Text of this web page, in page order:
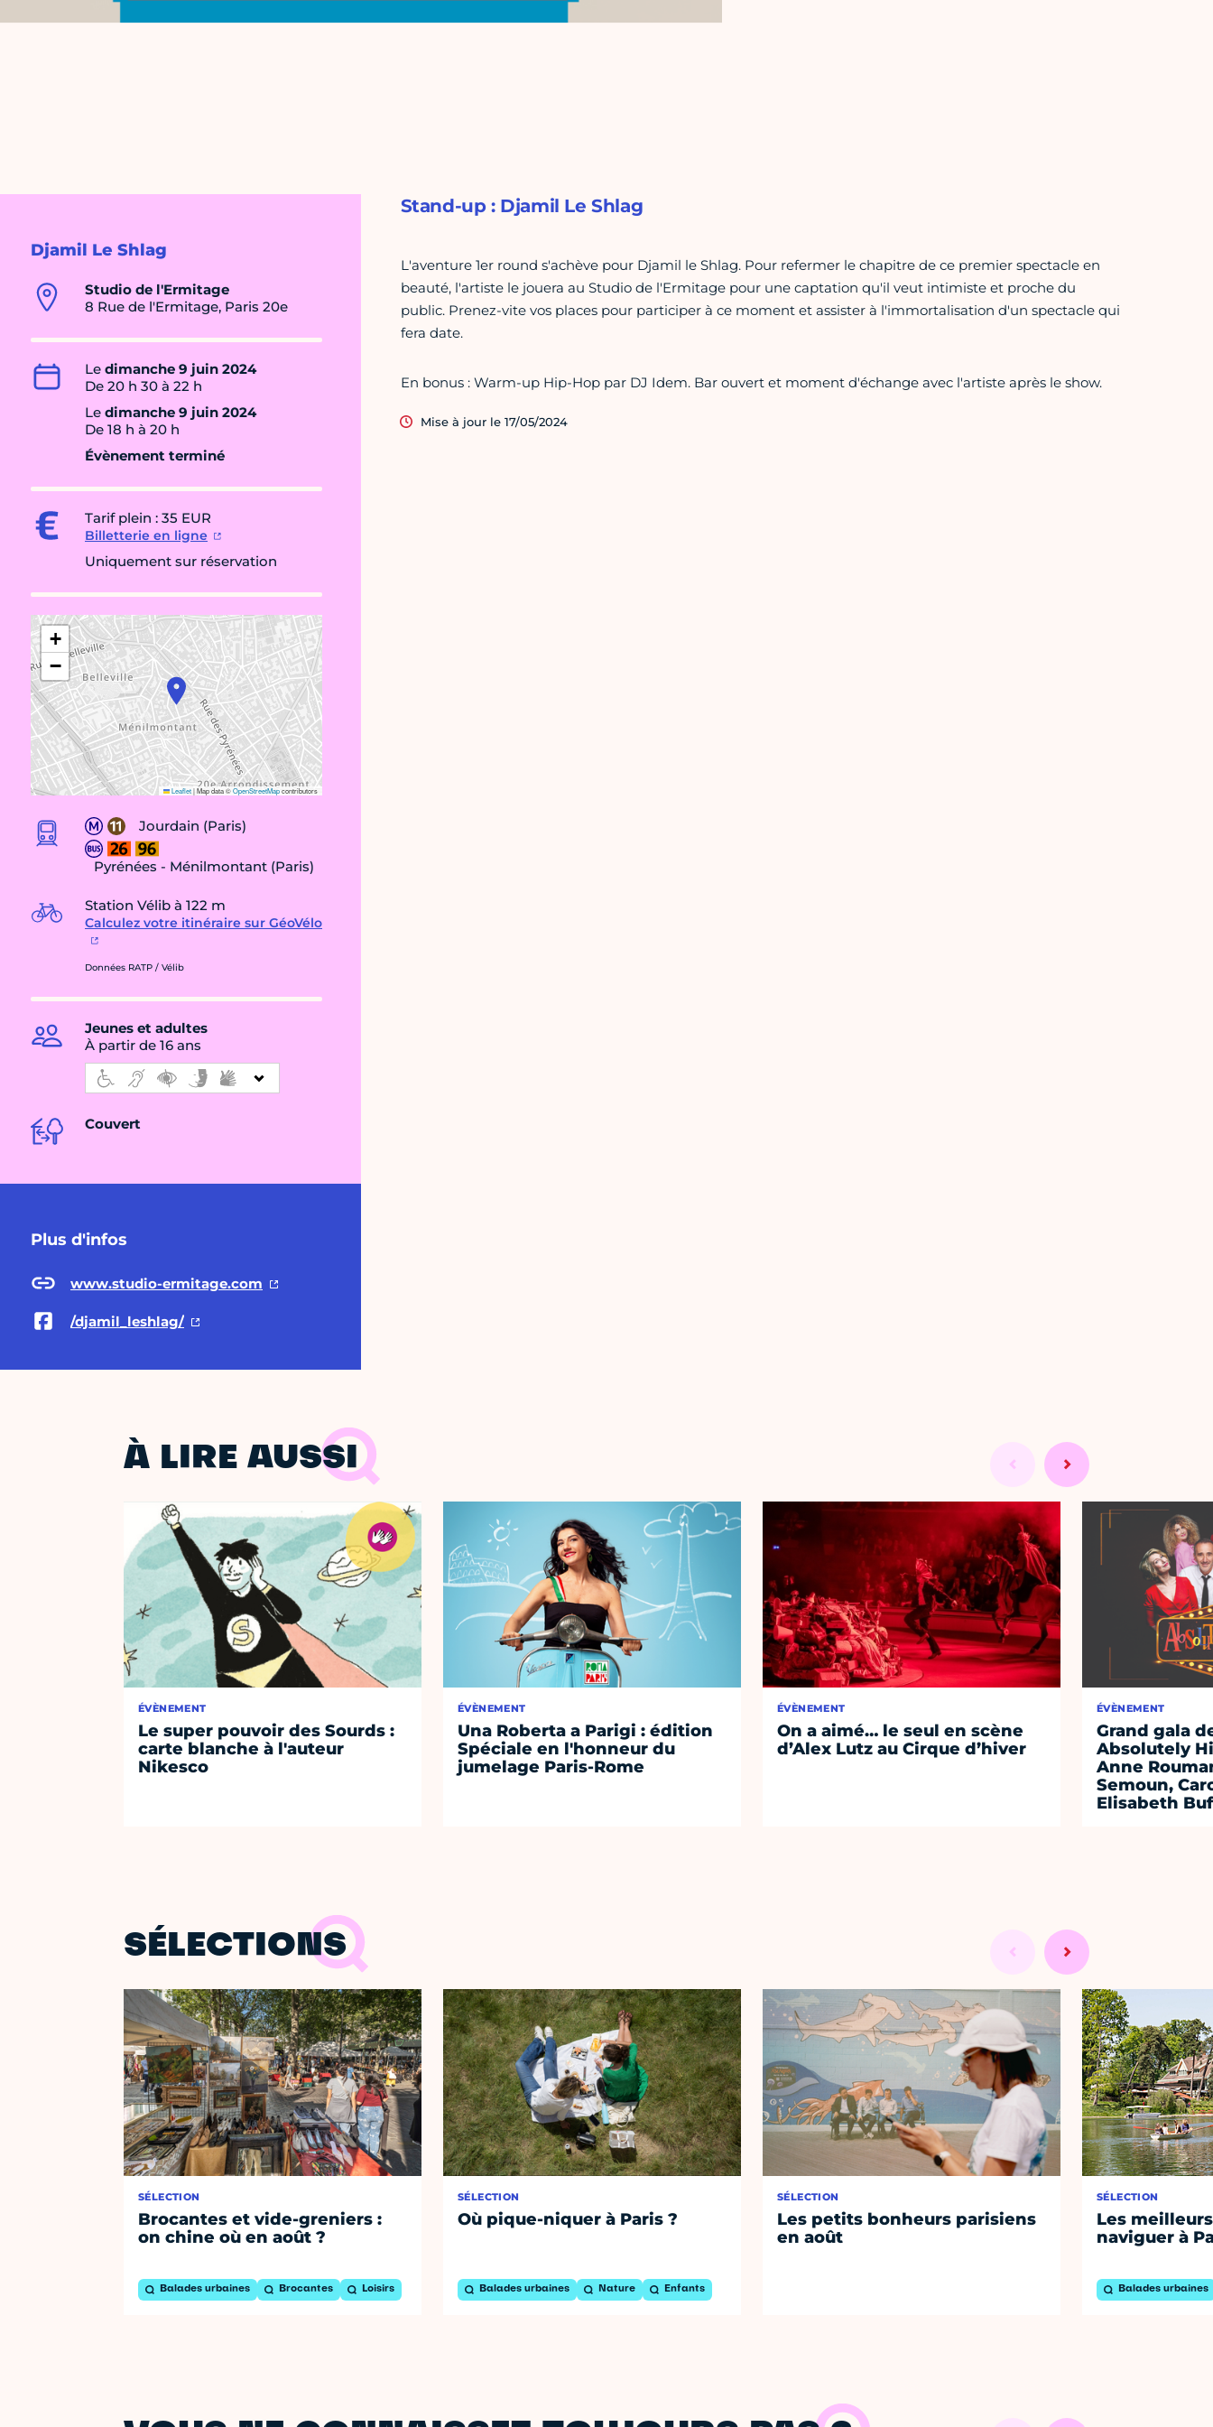
Djamil Le Shlag
Studio de l'Ermitage
8 Rue de l'Ermitage, Paris 20e
Le dimanche 9 juin 2024
De 20 h 30 à 22 h
Le dimanche 9 juin 2024
De 18 h à 20 h
Évènement terminé
Tarif plein : 35 EUR
Billetterie en ligne
Uniquement sur réservation
+
−
Leaflet|Map data ©OpenStreetMapcontributors
Jourdain (Paris)
Pyrénées - Ménilmontant (Paris)
Station Vélib à 122 m
Calculez votre itinéraire sur GéoVélo
Données RATP / Vélib
Jeunes et adultes
À partir de 16 ans
Couvert
Plus d'infos
www.studio-ermitage.com
/djamil_leshlag/
Stand-up : Djamil Le Shlag
L'aventure 1er round s'achève pour Djamil le Shlag. Pour refermer le chapitre de ce premier spectacle en
beauté, l'artiste le jouera au Studio de l'Ermitage pour une captation qu'il veut intimiste et proche du
public. Prenez-vite vos places pour participer à ce moment et assister à l'immortalisation d'un spectacle qui
fera date.
En bonus : Warm-up Hip-Hop par DJ Idem. Bar ouvert et moment d'échange avec l'artiste après le show.
Mise à jour le 17/05/2024
À LIRE AUSSI
ÉVÈNEMENT
Le super pouvoir des Sourds :
carte blanche à l'auteur
Nikesco
ÉVÈNEMENT
Una Roberta a Parigi : édition
Spéciale en l'honneur du
jumelage Paris-Rome
ÉVÈNEMENT
On a aimé… le seul en scène
d’Alex Lutz au Cirque d’hiver
ÉVÈNEMENT
Grand gala
Absolutely
Anne
Semoun,
Elisabeth
SÉLECTIONS
SÉLECTION
Brocantes et vide-greniers :
on chine où en août ?
Balades urbaines Brocantes Loisirs
SÉLECTION
Où pique-niquer à Paris ?
Balades urbaines Nature Enfants
SÉLECTION
Les petits bonheurs parisiens
en août
SÉLECTION
Les
naviguer à
Balades urbaines